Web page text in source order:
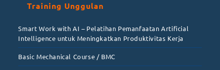
Training Unggulan
Smart Work with AI – Pelatihan Pemanfaatan Artificial
Intelligence untuk Meningkatkan Produktivitas Kerja
Basic Mechanical Course / BMC